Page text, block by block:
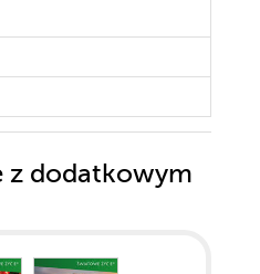
z dodatkowym